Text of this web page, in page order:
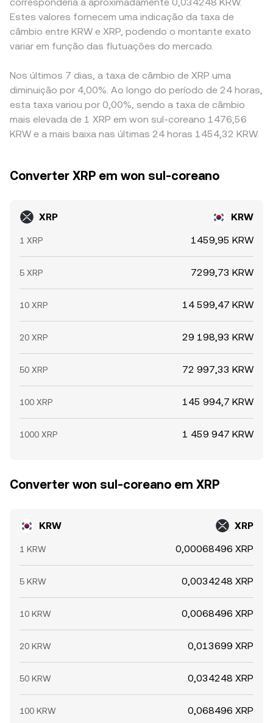
Estes valores fornecem uma indicação da taxa de
câmbio entre KRW e XRP, podendo o montante exato
variar em função das flutuações do mercado.
Nos últimos 7 dias, a taxa de câmbio de XRP uma
diminuição por 4,00%. Ao longo do período de 24 horas,
esta taxa variou por 0,00%, sendo a taxa de câmbio
mais elevada de 1 XRP em won sul-coreano 1476,56
KRW e a mais baixa nas últimas 24 horas 1454,32 KRW.
Converter XRP em won sul-coreano
XRP KRW
1 XRP 1459,95 KRW
5 XRP 7299,73 KRW
10 XRP 14 599,47 KRW
20 XRP 29 198,93 KRW
50 XRP 72 997,33 KRW
100 XRP 145 994,7 KRW
1000 XRP 1 459 947 KRW
Converter won sul-coreano em XRP
KRW XRP
1 KRW 0,00068496 XRP
5 KRW 0,0034248 XRP
10 KRW 0,0068496 XRP
20 KRW 0,013699 XRP
50 KRW 0,034248 XRP
100 KRW 0,068496 XRP